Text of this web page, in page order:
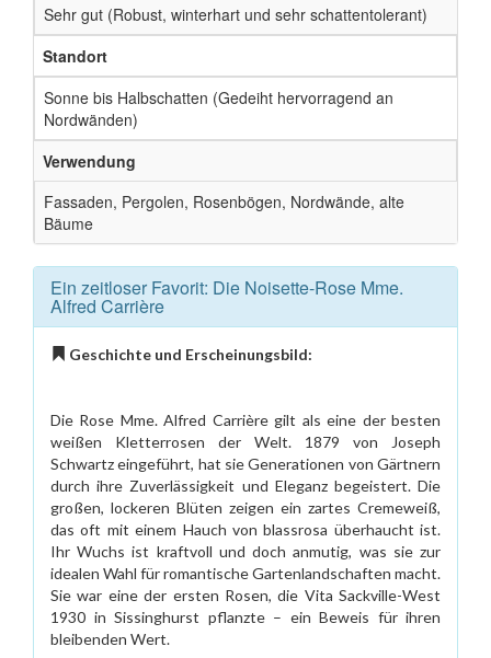
Sehr gut (Robust, winterhart und sehr schattentolerant)
Standort
Sonne bis Halbschatten (Gedeiht hervorragend an
Nordwänden)
Verwendung
Fassaden, Pergolen, Rosenbögen, Nordwände, alte
Bäume
Ein zeitloser Favorit: Die Noisette-Rose Mme.
Alfred Carrière
Geschichte und Erscheinungsbild:
Die Rose Mme. Alfred Carrière gilt als eine der besten
weißen Kletterrosen der Welt. 1879 von Joseph
Schwartz eingeführt, hat sie Generationen von Gärtnern
durch ihre Zuverlässigkeit und Eleganz begeistert. Die
großen, lockeren Blüten zeigen ein zartes Cremeweiß,
das oft mit einem Hauch von blassrosa überhaucht ist.
Ihr Wuchs ist kraftvoll und doch anmutig, was sie zur
idealen Wahl für romantische Gartenlandschaften macht.
Sie war eine der ersten Rosen, die Vita Sackville-West
1930 in Sissinghurst pflanzte – ein Beweis für ihren
bleibenden Wert.